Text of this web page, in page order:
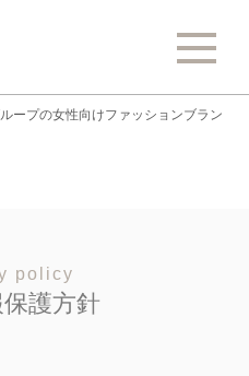
ープの女性向けファッションブラン
policy
護方針